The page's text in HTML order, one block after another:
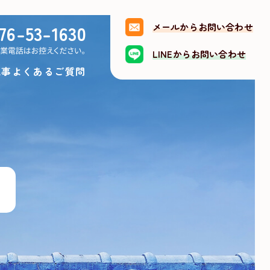
53-1630
よくあるご質問
メールからお問い合わせ
LINEからお問い合わせ